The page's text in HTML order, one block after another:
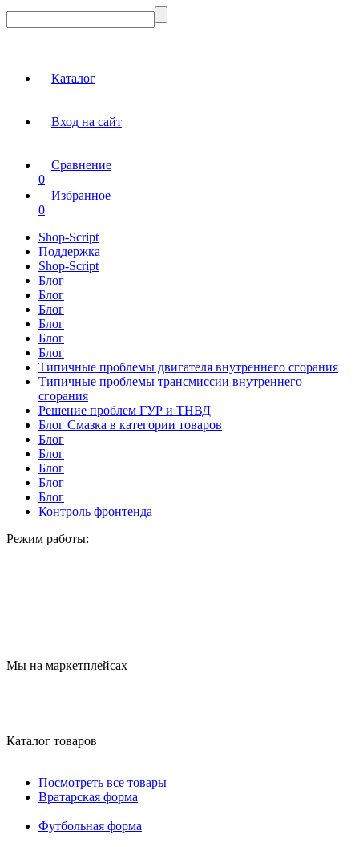
Каталог
Вход на сайт
Сравнение
0
Избранное
0
Shop-Script
Поддержка
Shop-Script
Блог
Блог
Блог
Блог
Блог
Блог
Типичные проблемы двигателя внутреннего сгорания
Типичные проблемы трансмиссии внутреннего
сгорания
Решение проблем ГУР и ТНВД
Блог Смазка в категории товаров
Блог
Блог
Блог
Блог
Блог
Контроль фронтенда
Режим работы:
Мы на маркетплейсах
Каталог товаров
Посмотреть все товары
Вратарская форма
Футбольная форма